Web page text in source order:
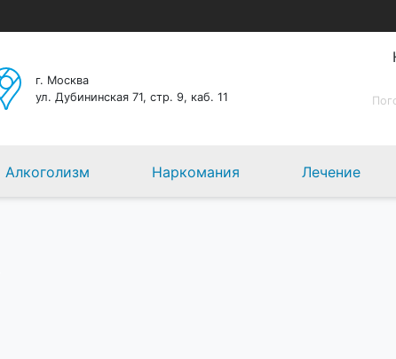
г. Москва
ул. Дубининская 71, стр. 9, каб. 11
Алкоголизм Наркомания Лечение